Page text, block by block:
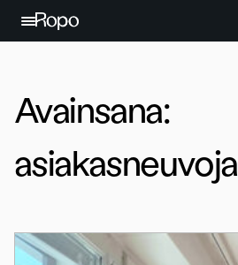
Jatka sisältöön
Avainsana:
asiakasneuvoja